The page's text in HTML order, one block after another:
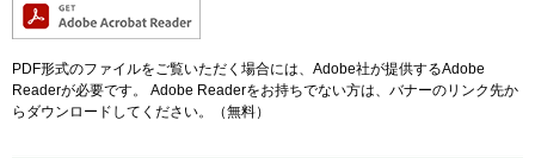
PDF形式のファイルをご覧いただく場合には、Adobe社が提供するAdobe
Readerが必要です。
Adobe Readerをお持ちでない方は、バナーのリンク先か
らダウンロードしてください。（無料）